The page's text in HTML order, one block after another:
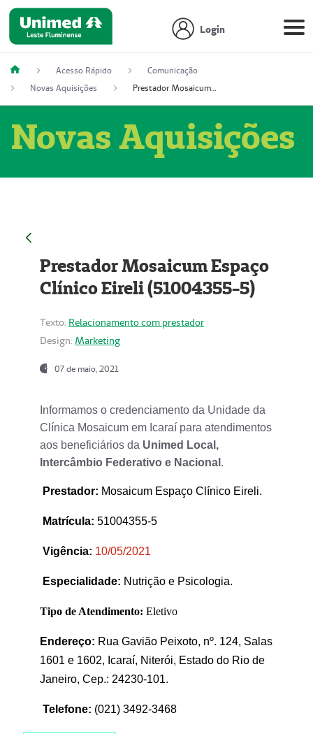
Login
Acesso Rápido
Comunicação
Novas Aquisições
Prestador Mosaicum Espaço Clínico Eireli (51004355-5)
Novas Aquisições
Prestador Mosaicum Espaço
Clínico Eireli (51004355-5)
Texto: Relacionamento com prestador
Design: Marketing
07 de maio, 2021
Informamos o credenciamento da Unidade da
Clínica Mosaicum em Icaraí para atendimentos
aos beneficiários da Unimed Local,
Intercâmbio Federativo e Nacional .
Prestador: Mosaicum Espaço Clínico Eireli.
Matrícula: 51004355-5
Vigência: 10/05/2021
Especialidade: Nutrição e Psicologia.
Tipo de Atendimento: Eletivo
Endereço: Rua Gavião Peixoto, nº. 124, Salas
1601 e 1602, Icaraí, Niterói, Estado do Rio de
Janeiro, Cep.: 24230-101.
Telefone: (021) 3492-3468